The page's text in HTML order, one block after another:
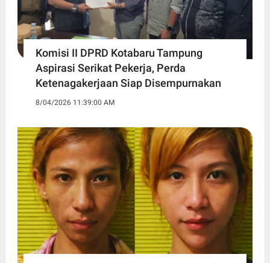
Komisi II DPRD Kotabaru Tampung
Aspirasi Serikat Pekerja, Perda
Ketenagakerjaan Siap Disempurnakan
8/04/2026 11:39:00 AM